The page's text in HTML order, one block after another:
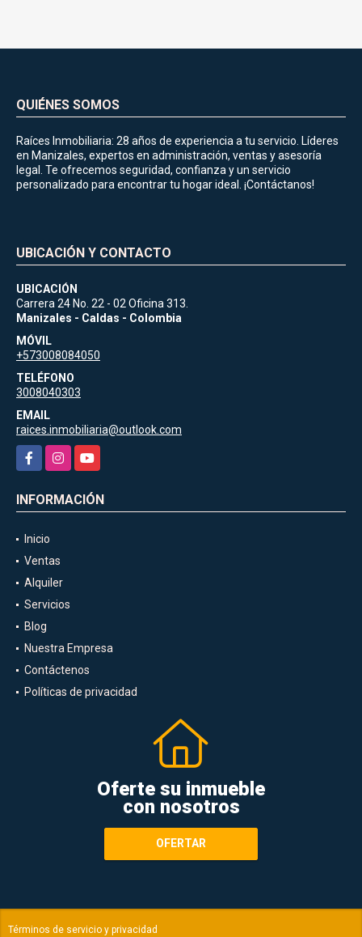
QUIÉNES SOMOS
Raíces Inmobiliaria: 28 años de experiencia a tu servicio. Líderes
en Manizales, expertos en administración, ventas y asesoría
legal. Te ofrecemos seguridad, confianza y un servicio
personalizado para encontrar tu hogar ideal. ¡Contáctanos!
UBICACIÓN Y CONTACTO
UBICACIÓN
Carrera 24 No. 22 - 02 Oficina 313.
Manizales - Caldas - Colombia
MÓVIL
+573008084050
TELÉFONO
3008040303
EMAIL
raices.inmobiliaria@outlook.com
FacebookInstagramYouTube
INFORMACIÓN
Inicio
Ventas
Alquiler
Servicios
Blog
Nuestra Empresa
Contáctenos
Políticas de privacidad
Oferte su inmueble
con nosotros
OFERTAR
Términos de servicio y privacidad